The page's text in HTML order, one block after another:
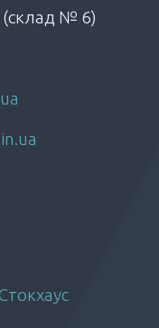
(склад № 6)